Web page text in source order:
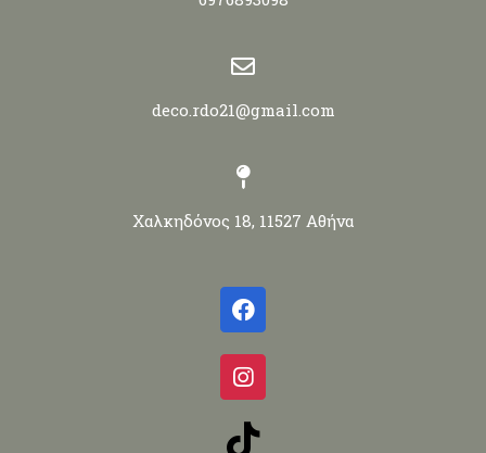
deco.rdo21@gmail.com
Χαλκηδόνος 18, 11527 Αθήνα